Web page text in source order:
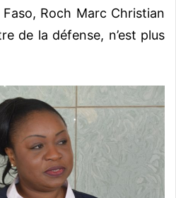
Roch Marc Christian
de la défense, n’est plus